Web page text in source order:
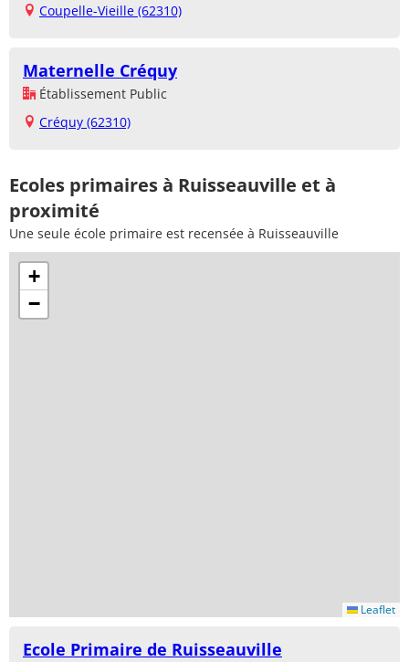
Coupelle-Vieille (62310)
Maternelle Créquy
Établissement Public
Créquy (62310)
Ecoles primaires à Ruisseauville et à
proximité
Une seule école primaire est recensée à Ruisseauville
+
−
Leaflet
Ecole Primaire de Ruisseauville